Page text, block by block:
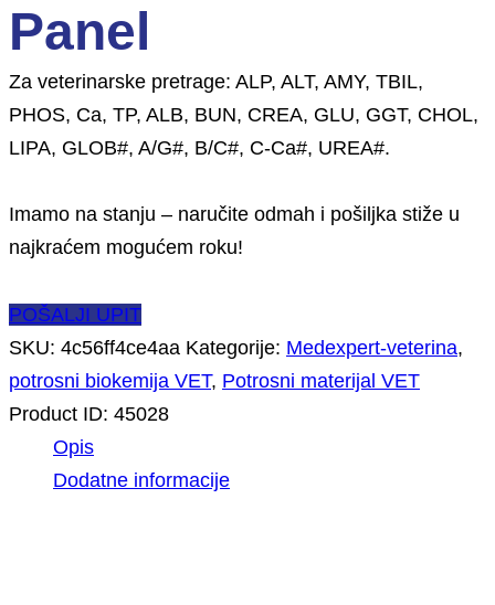
Panel
Za veterinarske pretrage: ALP, ALT, AMY, TBIL,
PHOS, Ca, TP, ALB, BUN, CREA, GLU, GGT, CHOL,
LIPA, GLOB#, A/G#, B/C#, C-Ca#, UREA#.
Imamo na stanju – naručite odmah i pošiljka stiže u
najkraćem mogućem roku!
POŠALJI UPIT
SKU: 4c56ff4ce4aa Kategorije: Medexpert-veterina,
potrosni biokemija VET, Potrosni materijal VET
Product ID: 45028
Opis
Dodatne informacije